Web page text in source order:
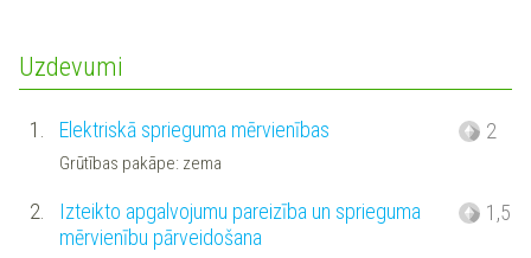
Uzdevumi
1. Elektriskā sprieguma mērvienības
Grūtības pakāpe: zema
2
2.
Izteikto apgalvojumu pareizība un sprieguma
mērvienību pārveidošana
1,5